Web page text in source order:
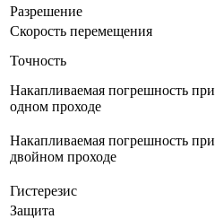
Разрешение
Скорость перемещения
Точность
Накапливаемая погрешность при
одном проходе
Накапливаемая погрешность при
двойном проходе
Гистерезис
Защита